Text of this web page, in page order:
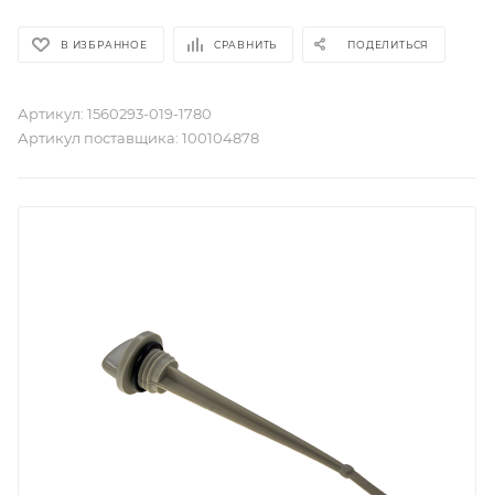
В ИЗБРАННОЕ СРАВНИТЬ ПОДЕЛИТЬСЯ
Артикул: 1560293-019-1780
Артикул поставщика: 100104878